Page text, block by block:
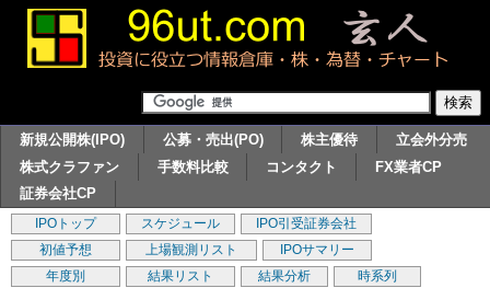
新規公開株(IPO) 公募・売出(PO) 株主優待
立会外分売
株式クラファン
手数料比較 コンタクト
FX業者CP
証券会社CP
IPOトップ スケジュール
IPO引受証券会社
初値予想
上場観測リスト
IPOサマリー
年度別
結果リスト 結果分析
時系列